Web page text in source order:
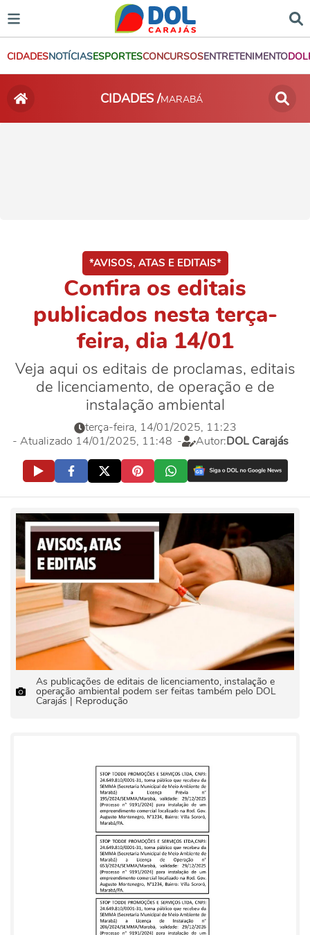
CIDADESNOTÍCIASESPORTESCONCURSOSENTRETENIMENTO
CIDADES /MARABÁ
*AVISOS, ATAS E EDITAIS*
Confira os editais
publicados nesta terça-
feira, dia 14/01
Veja aqui os editais de proclamas, editais
de licenciamento, de operação e de
instalação ambiental
terça-feira, 14/01/2025, 11:23
- Atualizado 14/01/2025, 11:48 - Autor:DOL Carajás
As publicações de editais de licenciamento, instalação e
operação ambiental podem ser feitas também pelo DOL
Carajás | Reprodução